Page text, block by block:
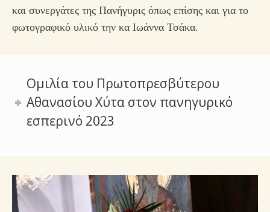
και συνεργάτες της Πανήγυρις όπως επίσης και για το
φωτογραφικό υλικό την κα Ιωάννα Τσάκα.
Ομιλία του Πρωτοπρεσβύτερου
Αθανασίου Χύτα στον πανηγυρικό
εσπερινό 2023